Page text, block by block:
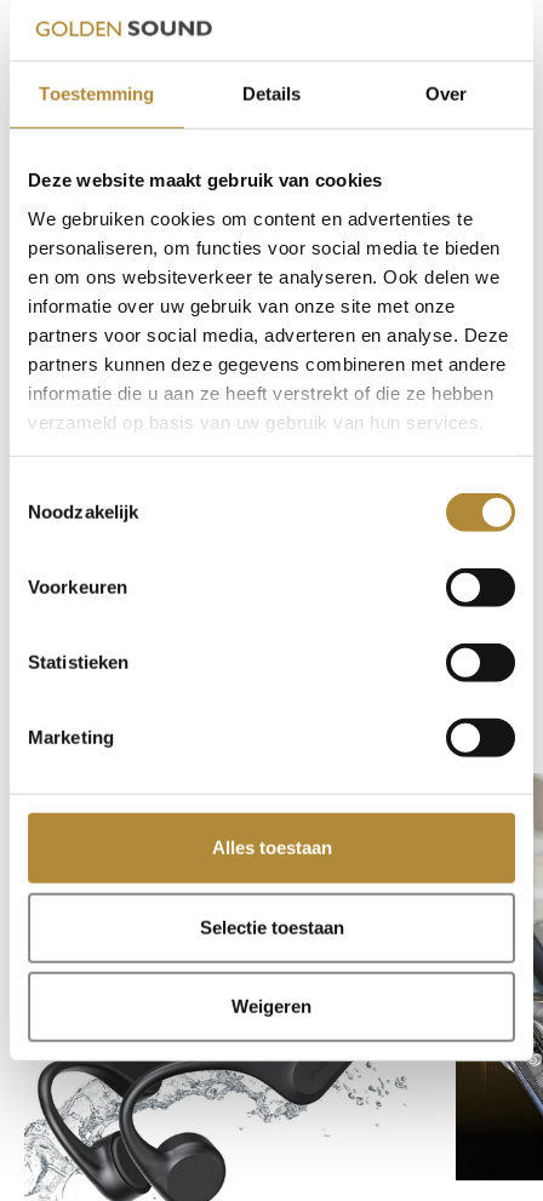
Toestemming Details Over
Deze website maakt gebruik van cookies
We gebruiken cookies om content en advertenties te
personaliseren, om functies voor social media te bieden
en om ons websiteverkeer te analyseren. Ook delen we
informatie over uw gebruik van onze site met onze
partners voor social media, adverteren en analyse. Deze
partners kunnen deze gegevens combineren met andere
informatie die u aan ze heeft verstrekt of die ze hebben
verzameld op basis van uw gebruik van hun services.
Noodzakelijk
Voorkeuren
Statistieken
Marketing
Alles toestaan
Selectie toestaan
Weigeren
Draadloze oordopjes zijn er in verschillende prijsklassen,
merken zoals Apple AirPods, Samsung Galaxy Buds
Stel je budget vast en kies oordopjes die het beste
passen bij jouw behoeften.
Vind de Perfecte Draadloze Oordopjes voor Jouw
Luisterervaring
Het kiezen van de perfecte draadloze oordopjes hangt af
van jouw persoonlijke voorkeuren en gebruikssituatie.
Of je nu op zoek bent naar topklasse geluidskwaliteit,
lange batterijduur of sportvriendelijke oordopjes, er is
keuze voor optimaal luisterplezier!
Weiterlesen